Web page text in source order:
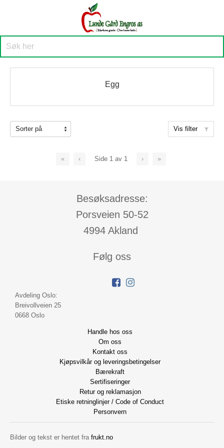
Egg
Vis filter
« ‹ Side 1 av 1 › »
Besøksadresse:
Porsveien 50-52
4994 Akland
Følg oss
Avdeling Oslo:
Breivollveien 25
0668 Oslo
Handle hos oss
Om oss
Kontakt oss
Kjøpsvilkår og leveringsbetingelser
Bærekraft
Sertifiseringer
Retur og reklamasjon
Etiske retninglinjer / Code of Conduct
Personvern
Bilder og tekst er hentet fra frukt.no